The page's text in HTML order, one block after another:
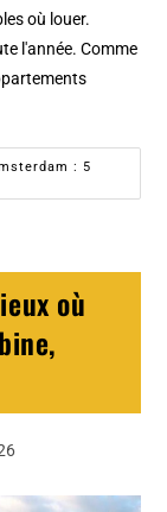
où louer.
l'année. Comme
: 5
où